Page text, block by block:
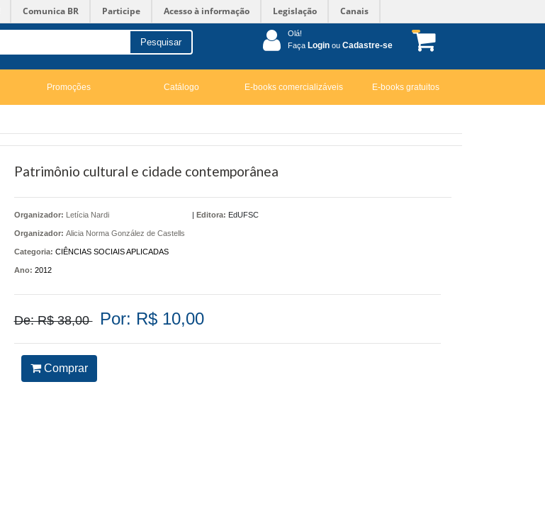
Comunica BR Participe Acesso à informação Legislação Canais
Pesquisar
Olá!
Faça Login ou Cadastre-se
Promoções Catálogo E-books comercializáveis E-books gratuitos
Patrimônio cultural e cidade contemporânea
Organizador: Letícia Nardi
Organizador: Alicia Norma González de Castells
| Editora: EdUFSC
Categoria: CIÊNCIAS SOCIAIS APLICADAS
Ano: 2012
De: R$ 38,00 Por: R$ 10,00
Comprar